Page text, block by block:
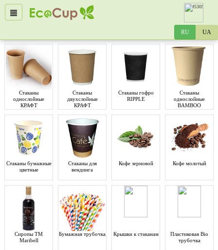
Стаканы
однослойные
КРАФТ
Стаканы
двухслойные
КРАФТ
Стаканы гофро
RIPPLE
Стаканы
однослойные
BAMBOO
Стаканы бумажные
цветные
Стаканы для
вендинга
Кофе зерновой Кофе молотый
Сиропы ТМ
Maribell
Бумажная трубочка Крышки к стаканам
Пластиковая Bio
трубочка